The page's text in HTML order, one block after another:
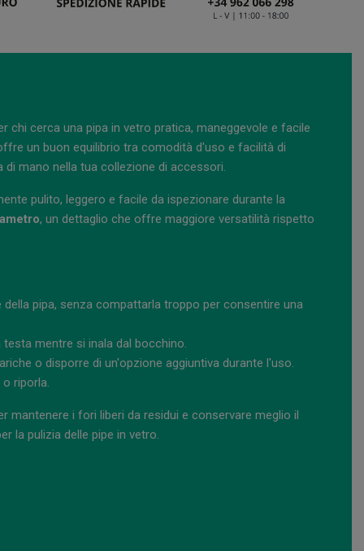
chi cerca una pipa in vetro pratica, maneggevole e facile
un buon equilibrio tra comodità d'uso e facilità di
mano nella tua collezione di accessori.
pulito, leggero e facile da ispezionare durante la
, un dettaglio che offre maggiore versatilità rispetto
pipa, senza compattarla troppo per consentire una
mentre si inala dal bocchino.
o disporre di un'opzione aggiuntiva durante l'uso.
riporla.
mantenere i fori liberi da residui e conservare meglio il
la pulizia delle pipe in vetro.